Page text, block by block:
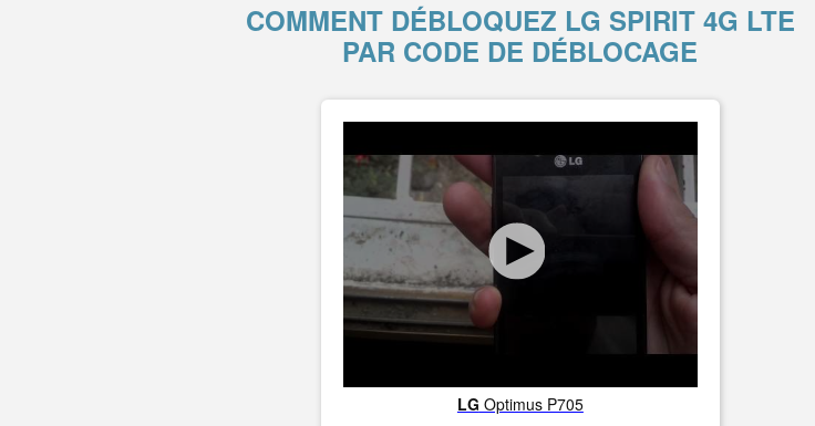
COMMENT DÉBLOQUEZ LG SPIRIT 4G LTE
PAR CODE DE DÉBLOCAGE
LG Optimus P705